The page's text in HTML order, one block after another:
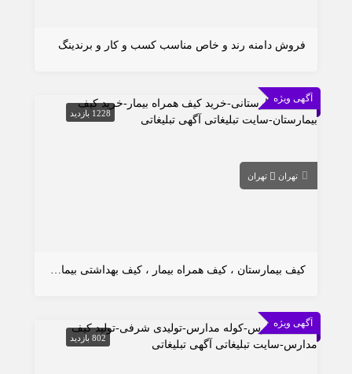
فروش دامنه رند و خاص مناسب کسب و کار و برندینگ
آگهی ویژه
1228 بازدید
تهران تهران
آگهی ویژه
802 بازدید